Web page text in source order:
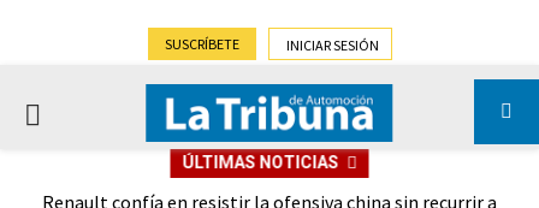
SUSCRÍBETE INICIAR SESIÓN
PRIMARY
ÚLTIMAS NOTICIAS
Renault confía en resistir la ofensiva china sin recurrir a